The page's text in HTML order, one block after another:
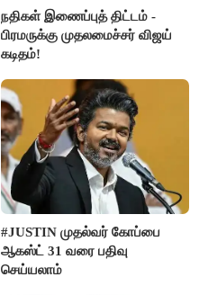
நதிகள் இணைப்புத் திட்டம் -
பிரமருக்கு முதலமைச்சர் விஜய்
கடிதம்!
#JUSTIN முதல்வர் கோப்பை
ஆகஸ்ட் 31 வரை பதிவு
செய்யலாம்